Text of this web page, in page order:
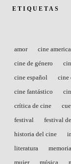
ETIQUETAS
amor cine
cine de género
cine español
cine
cine fantástico
crítica de cine
festival
festival
historia del cine
literatura
memoria
mujer
música